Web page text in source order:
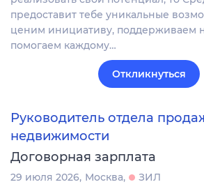
предоставит тебе уникальные
ценим инициативу, поддерживаем
помогаем каждому…
Откликнуться
Руководитель отдела
недвижимости
Договорная зарплата
29 июля 2026 Москва
ЗИЛ